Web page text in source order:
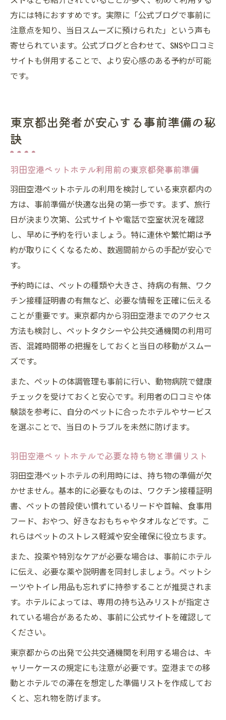
方には特におすすめです。実際に「公式ブログで事前に
注意点を知り、当日スムーズに預けられた」という声も
寄せられています。公式ブログと合わせて、SNSや口コミ
サイトも併用することで、より安心感のある予約が可能
です。
東京都出発者が安心する事前準備の秘
訣
羽田空港ペットホテル利用前の東京都発事前準備
羽田空港ペットホテルの利用を検討している東京都内の
方は、事前準備が快適な出発の第一歩です。まず、旅行
日が決まり次第、公式サイトや電話で空室状況を確認
し、早めに予約を行いましょう。特に連休や繁忙期は予
約が取りにくくなるため、数週間前からの手配が安心で
す。
予約時には、ペットの種類や大きさ、持病の有無、ワク
チン接種証明書の有無など、必要な情報を正確に伝える
ことが重要です。東京都内から羽田空港までのアクセス
方法も検討し、ペットタクシーや公共交通機関の利用可
否、混雑時間帯の把握をしておくと当日の移動がスムー
ズです。
また、ペットの体調管理も事前に行い、動物病院で健康
チェックを受けておくと安心です。利用者の口コミや体
験談を参考に、自分のペットに合ったホテルやサービス
を選ぶことで、当日のトラブルを未然に防げます。
羽田空港ペットホテルで必要な持ち物と準備リスト
羽田空港ペットホテルの利用時には、持ち物の準備が欠
かせません。基本的に必要なものは、ワクチン接種証明
書、ペットの普段使い慣れているリードや首輪、食事用
フード、おやつ、好きなおもちゃやタオルなどです。こ
れらはペットのストレス軽減や安全確保に役立ちます。
また、投薬や特別なケアが必要な場合は、事前にホテル
に伝え、必要な薬や説明書を同封しましょう。ペットシ
ーツやトイレ用品も忘れずに持参することが推奨されま
す。ホテルによっては、専用の持ち込みリストが指定さ
れている場合があるため、事前に公式サイトを確認して
ください。
東京都からの出発で公共交通機関を利用する場合は、キ
ャリーケースの規定にも注意が必要です。空港までの移
動とホテルでの滞在を想定した準備リストを作成してお
くと、忘れ物を防げます。